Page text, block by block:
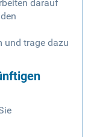
darauf
und trage dazu